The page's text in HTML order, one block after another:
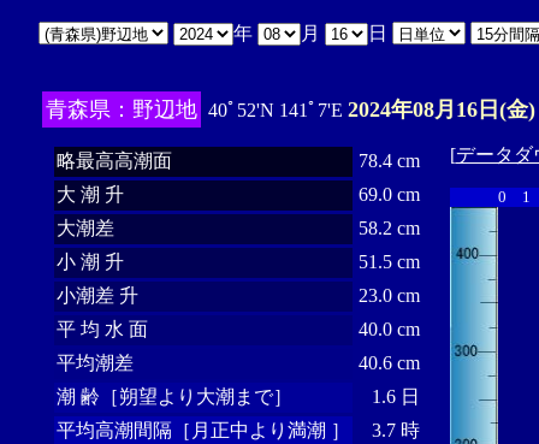
年 月 日
青森県：野辺地 40ﾟ52'N 141ﾟ7'E 2024年08月16日(金)
略最高高潮面
78.4 cm
大 潮 升
69.0 cm
大潮差
58.2 cm
小 潮 升
51.5 cm
小潮差 升
23.0 cm
平 均 水 面
40.0 cm
平均潮差
40.6 cm
潮 齢［朔望より大潮まで］
1.6 日
平均高潮間隔［月正中より満潮 ］
3.7 時
[データダ
0 1